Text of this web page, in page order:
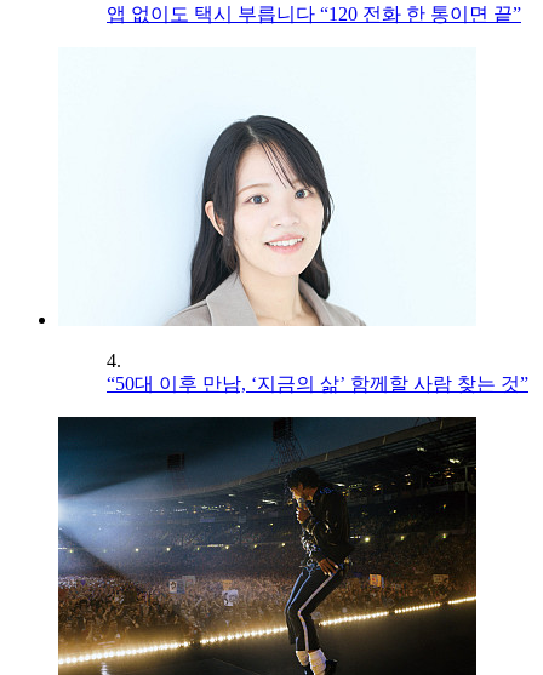
앱 없이도 택시 부릅니다 “120 전화 한 통이면 끝”
4.
“50대 이후 만남, ‘지금의 삶’ 함께할 사람 찾는 것”